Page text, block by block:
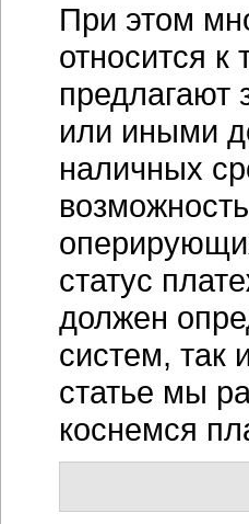
При этом
относится
предлагают
или иными
наличных
статус
должен
систем, так
статье мы
коснемся